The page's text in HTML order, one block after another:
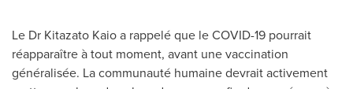
Le Dr Kitazato Kaio a rappelé que le COVID-19 pourrait
réapparaître à tout moment, avant une vaccination
généralisée. La communauté humaine devrait activement